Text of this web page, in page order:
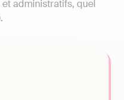
administratifs, quel